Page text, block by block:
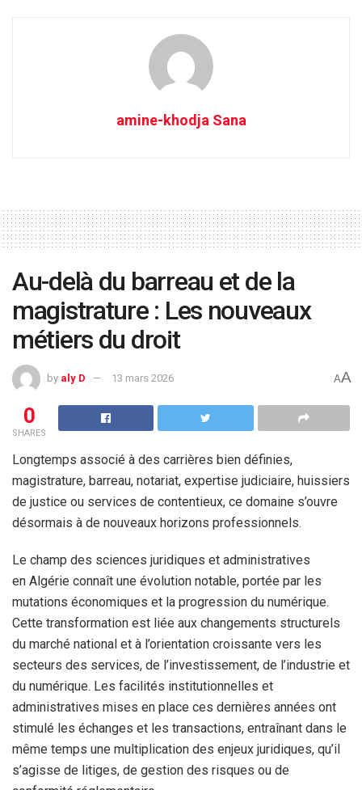
amine-khodja Sana
Au-delà du barreau et de la
magistrature : Les nouveaux
métiers du droit
by aly D 13 mars 2026 AA
0
SHARES
Longtemps associé à des carrières bien définies,
magistrature, barreau, notariat, expertise judiciaire, huissiers
de justice ou services de contentieux, ce domaine s’ouvre
désormais à de nouveaux horizons professionnels.
Le champ des sciences juridiques et administratives
en Algérie connaît une évolution notable, portée par les
mutations économiques et la progression du numérique.
Cette transformation est liée aux changements structurels
du marché national et à l’orientation croissante vers les
secteurs des services, de l’investissement, de l’industrie et
du numérique. Les facilités institutionnelles et
administratives mises en place ces dernières années ont
stimulé les échanges et les transactions, entraînant dans le
même temps une multiplication des enjeux juridiques, qu’il
s’agisse de litiges, de gestion des risques ou de